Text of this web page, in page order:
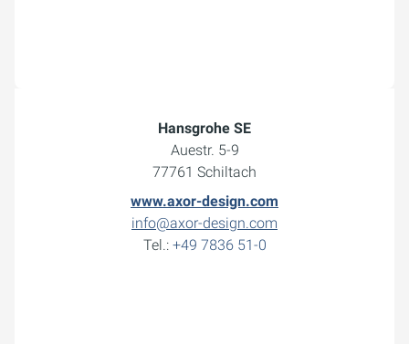
Hansgrohe SE
Auestr. 5-9
77761 Schiltach
www.axor-design.com
info@axor-design.com
Tel.: +49 7836 51-0